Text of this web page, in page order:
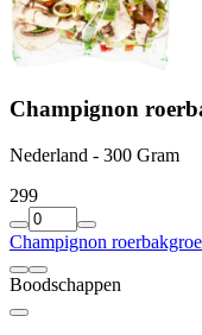
Champignon
Nederland - 300 Gram
299
Champignon
Boodschappen